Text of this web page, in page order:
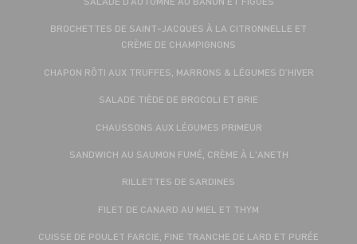
BROCHETTES DE SAINT-JACQUES À LA CITRONNELLE ET
CRÈME DE CHAMPIGNONS
CHAPON RÔTI AUX TRUFFES, MARRONS & LÉGUMES D’HIVER
SALADE TIÈDE DE BROCOLI ET BRIE
CHAUSSONS AUX LÉGUMES PRIMEUR
SANDWICH AU SAUMON FUMÉ, CRÈME À L'ANETH
RILLETTES DE SARDINES
FILET DE CANARD AU MIEL ET THYM
CUISSE DE POULET FARCIE, FINE TRANCHE DE LARD ET PURÉE